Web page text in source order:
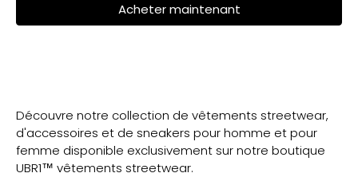
Acheter maintenant
Découvre notre collection de vêtements streetwear,
d'accessoires et de sneakers pour homme et pour
femme disponible exclusivement sur notre boutique
UBR1™ vêtements streetwear.